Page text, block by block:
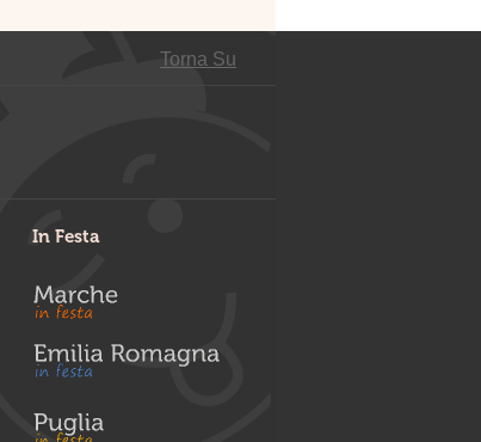
Torna Su
In Festa